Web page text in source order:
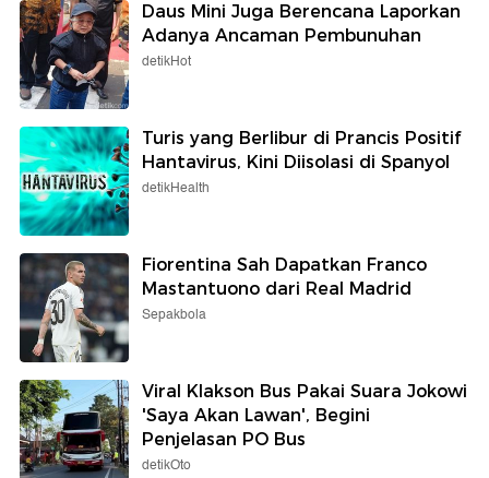
Daus Mini Juga Berencana Laporkan
Adanya Ancaman Pembunuhan
detikHot
Turis yang Berlibur di Prancis Positif
Hantavirus, Kini Diisolasi di Spanyol
detikHealth
Fiorentina Sah Dapatkan Franco
Mastantuono dari Real Madrid
Sepakbola
Viral Klakson Bus Pakai Suara Jokowi
'Saya Akan Lawan', Begini
Penjelasan PO Bus
detikOto